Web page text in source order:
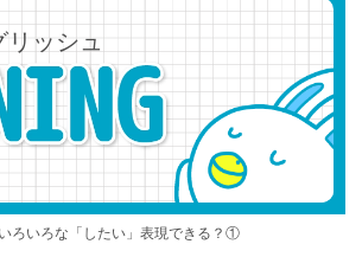
ッシュ
ろいろな「したい」表現できる？①